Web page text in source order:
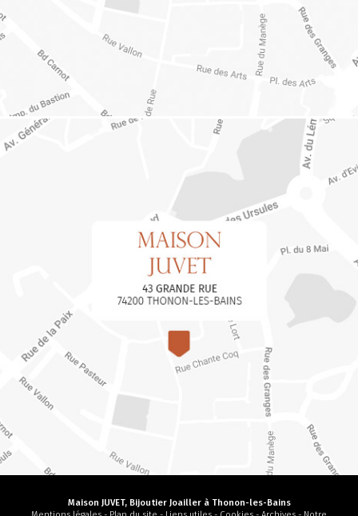
Maison JUVET, Bijoutier Joailler à Thonon-les-Bains